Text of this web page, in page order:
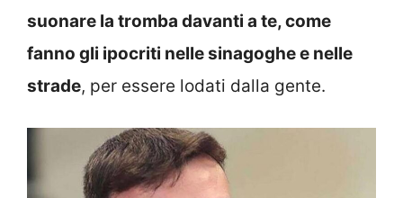
suonare la tromba davanti a te, come
fanno gli ipocriti nelle sinagoghe e nelle
strade, per essere lodati dalla gente.